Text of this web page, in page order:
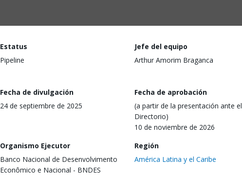
Estatus
Pipeline
Jefe del equipo
Arthur Amorim Braganca
Fecha de divulgación
24 de septiembre de 2025
Fecha de aprobación
(a partir de la presentación ante el
Directorio)
10 de noviembre de 2026
Organismo Ejecutor
Banco Nacional de Desenvolvimento
Econômico e Nacional - BNDES
Región
América Latina y el Caribe